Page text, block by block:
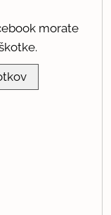
morate